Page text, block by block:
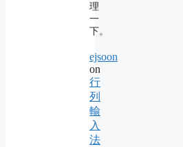
理
一
下。
ejsoon
on
行
列
輸
入
法